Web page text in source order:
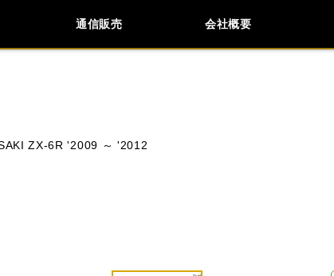
通信販売 会社概要
会社概要
採用情報
ZX-6R '2009 ～ '2012